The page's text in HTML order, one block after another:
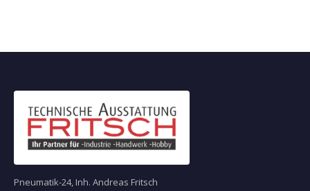
Pneumatik-24, Inh. Andreas Fritsch